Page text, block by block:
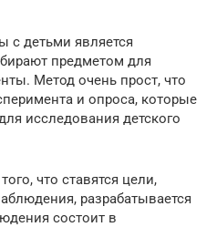
детьми является
предметом для
Метод очень прост, что
и опроса, которые
исследования детского
что ставятся цели,
разрабатывается
состоит в